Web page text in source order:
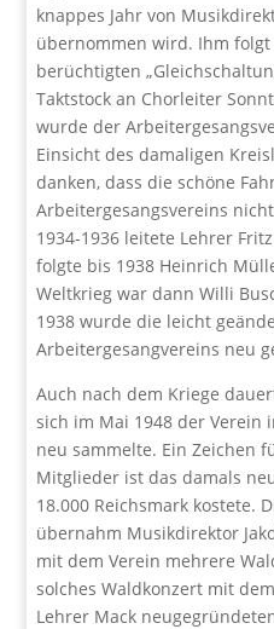
knappes Jahr von
übernommen wird. Ihm
berüchtigten
Taktstock an Chorleiter
wurde der
Einsicht des damaligen
danken, dass die schöne
Arbeitergesangsvereins
1934-1936 leitete Lehrer
folgte bis 1938 Heinrich
Weltkrieg war dann Willi
1938 wurde die leicht
Arbeitergesangvereins neu
Auch nach dem Kriege
sich im Mai 1948 der Verein
neu sammelte. Ein Zeichen
Mitglieder ist das damals
18.000 Reichsmark kostete.
übernahm Musikdirektor
mit dem Verein mehrere
solches Waldkonzert mit
Lehrer Mack